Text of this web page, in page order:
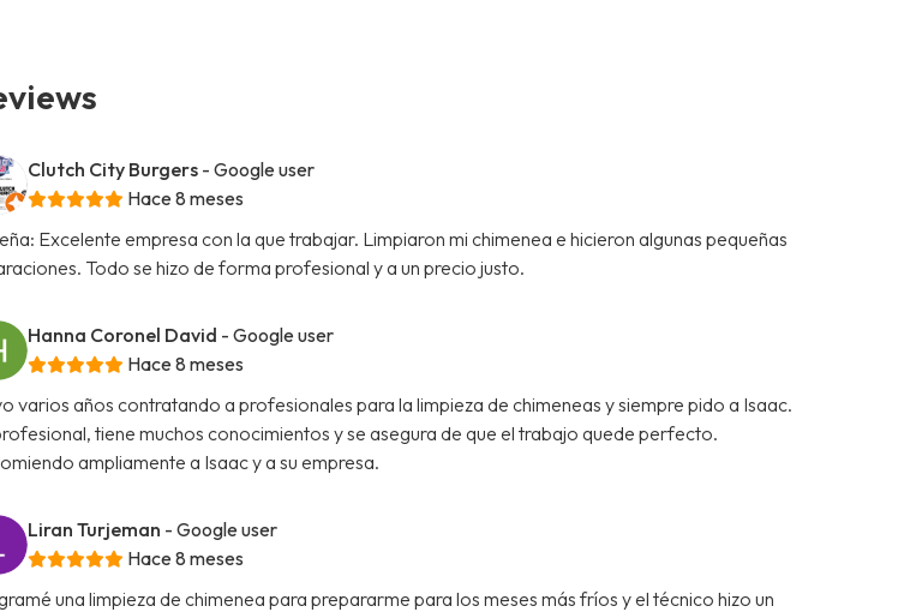
Clutch City Burgers - Google user
Hace 8 meses
Excelente empresa con la que trabajar. Limpiaron mi chimenea e hicieron algunas pequeñas
Todo se hizo de forma profesional y a un precio justo.
Hanna Coronel David - Google user
Hace 8 meses
varios años contratando a profesionales para la limpieza de chimeneas y siempre pido a Isaac.
tiene muchos conocimientos y se asegura de que el trabajo quede perfecto.
ampliamente a Isaac y a su empresa.
Liran Turjeman - Google user
Hace 8 meses
una limpieza de chimenea para prepararme para los meses más fríos y el técnico hizo un